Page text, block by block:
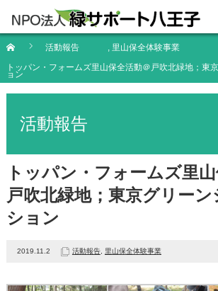
活動報告 , 里山保全体験事業
トッパン・フォームズ里山保全活動＠戸吹北緑地；東
ョン
活動報告
トッパン・フォームズ里
戸吹北緑地；東京グリー
ション
2019.11.2 活動報告, 里山保全体験事業